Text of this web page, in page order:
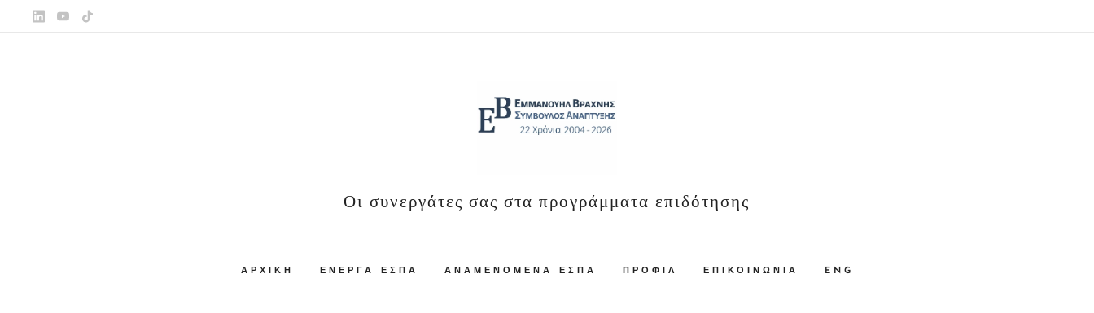
Οι συνεργάτες σας στα προγράμματα επιδότησης
ΑΡΧΙΚΉ ΕΝΕΡΓΆ ΕΣΠΑ ΑΝΑΜΕΝΌΜΕΝΑ ΕΣΠΑ ΠΡΟΦΊΛ ΕΠΙΚΟΙΝΩΝΊΑ ENG